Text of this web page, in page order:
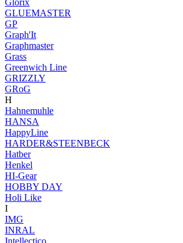
Glorix
GLUEMASTER
GP
Graph'It
Graphmaster
Grass
Greenwich Line
GRIZZLY
GRoG
H
Hahnemuhle
HANSA
HappyLine
HARDER&STEENBECK
Hatber
Henkel
HI-Gear
HOBBY DAY
Holi Like
I
IMG
INRAL
Intellectico